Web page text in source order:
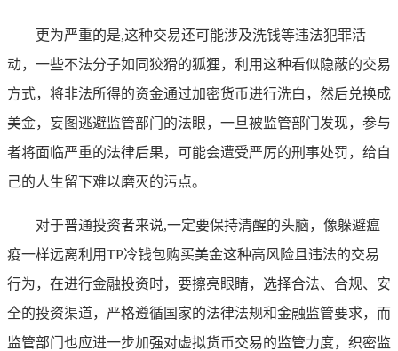
更为严重的是,这种交易还可能涉及洗钱等违法犯罪活
动，一些不法分子如同狡猾的狐狸，利用这种看似隐蔽的交易
方式，将非法所得的资金通过加密货币进行洗白，然后兑换成
美金，妄图逃避监管部门的法眼，一旦被监管部门发现，参与
者将面临严重的法律后果，可能会遭受严厉的刑事处罚，给自
己的人生留下难以磨灭的污点。
对于普通投资者来说,一定要保持清醒的头脑，像躲避瘟
疫一样远离利用TP冷钱包购买美金这种高风险且违法的交易
行为，在进行金融投资时，要擦亮眼睛，选择合法、合规、安
全的投资渠道，严格遵循国家的法律法规和金融监管要求，而
监管部门也应进一步加强对虚拟货币交易的监管力度，织密监